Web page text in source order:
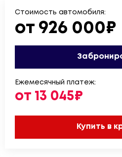
Стоимость автомобиля:
от 926 000₽
Ежемесячный платеж:
от 13 045₽
Купить в